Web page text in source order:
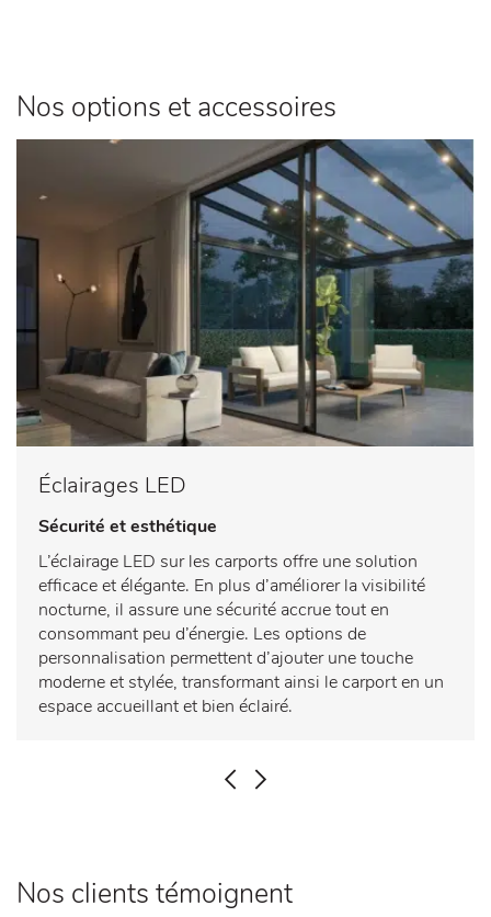
Nos options et accessoires
Éclairages LED
Sécurité et esthétique
L’éclairage LED sur les carports offre une solution
efficace et élégante. En plus d’améliorer la visibilité
nocturne, il assure une sécurité accrue tout en
consommant peu d’énergie. Les options de
personnalisation permettent d’ajouter une touche
moderne et stylée, transformant ainsi le carport en un
espace accueillant et bien éclairé.
PRÉCÉDENT
SUIVANT
Nos clients témoignent